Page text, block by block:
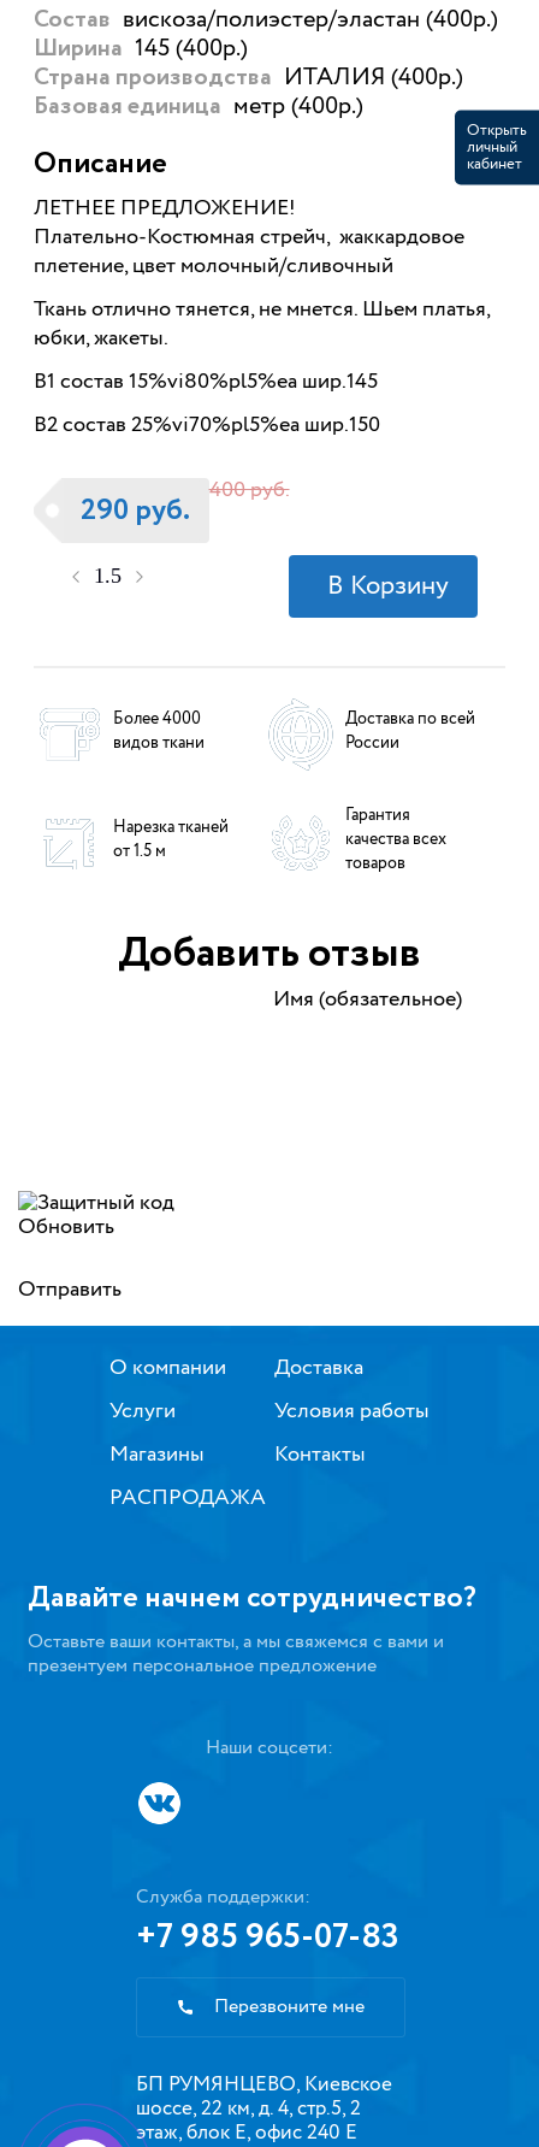
Состав вискоза/полиэстер/эластан (400р.)
Ширина 145 (400р.)
Страна производства ИТАЛИЯ (400р.)
Базовая единица метр (400р.)
Описание
ЛЕТНЕЕ ПРЕДЛОЖЕНИЕ!
Плательно-Костюмная стрейч, жаккардовое
плетение, цвет молочный/сливочный
Ткань отлично тянется, не мнется. Шьем платья,
юбки, жакеты.
В1 состав 15%vi80%pl5%ea шир.145
В2 состав 25%vi70%pl5%ea шир.150
400 руб.
290 руб.
Более 4000
видов ткани
Доставка по всей
России
Нарезка тканей
от 1.5 м
Гарантия
качества всех
товаров
Добавить отзыв
Имя (обязательное)
Обновить
Отправить
Открыть
личный
кабинет
О компании
Услуги
Магазины
РАСПРОДАЖА
Доставка
Условия работы
Контакты
Давайте начнем сотрудничество?
Оставьте ваши контакты, а мы свяжемся с вами и
презентуем персональное предложение
Наши соцсети:
Служба поддержки:
+7 985 965-07-83
Перезвоните мне
БП РУМЯНЦЕВО, Киевское
шоссе, 22 км, д. 4, стр.5, 2
этаж, блок Е, офис 240 Е